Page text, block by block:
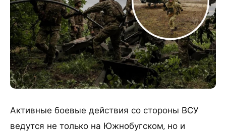
Активные боевые действия со стороны ВСУ
ведутся не только на Южнобугском, но и